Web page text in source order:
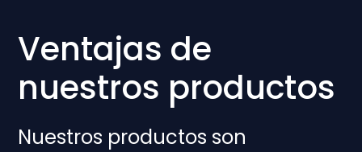
Ventajas de
nuestros productos
Nuestros productos son